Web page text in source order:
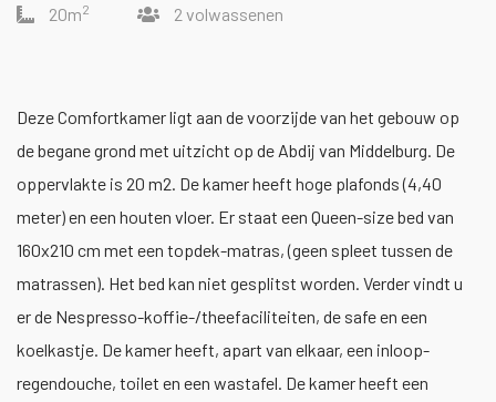
20m2 2 volwassenen
Deze Comfortkamer ligt aan de voorzijde van het gebouw op
de begane grond met uitzicht op de Abdij van Middelburg. De
oppervlakte is 20 m2. De kamer heeft hoge plafonds (4,40
meter) en een houten vloer. Er staat een Queen-size bed van
160x210 cm met een topdek-matras, (geen spleet tussen de
matrassen). Het bed kan niet gesplitst worden. Verder vindt u
er de Nespresso-koffie-/theefaciliteiten, de safe en een
koelkastje. De kamer heeft, apart van elkaar, een inloop-
regendouche, toilet en een wastafel. De kamer heeft een